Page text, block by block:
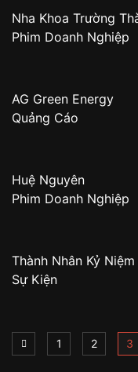
Nha Khoa Trường
Phim Doanh Nghiệp
AG Green Energy
Quảng Cáo
Huệ Nguyên
Phim Doanh Nghiệp
Thành Nhân Kỷ
Sự Kiện
1 2 3